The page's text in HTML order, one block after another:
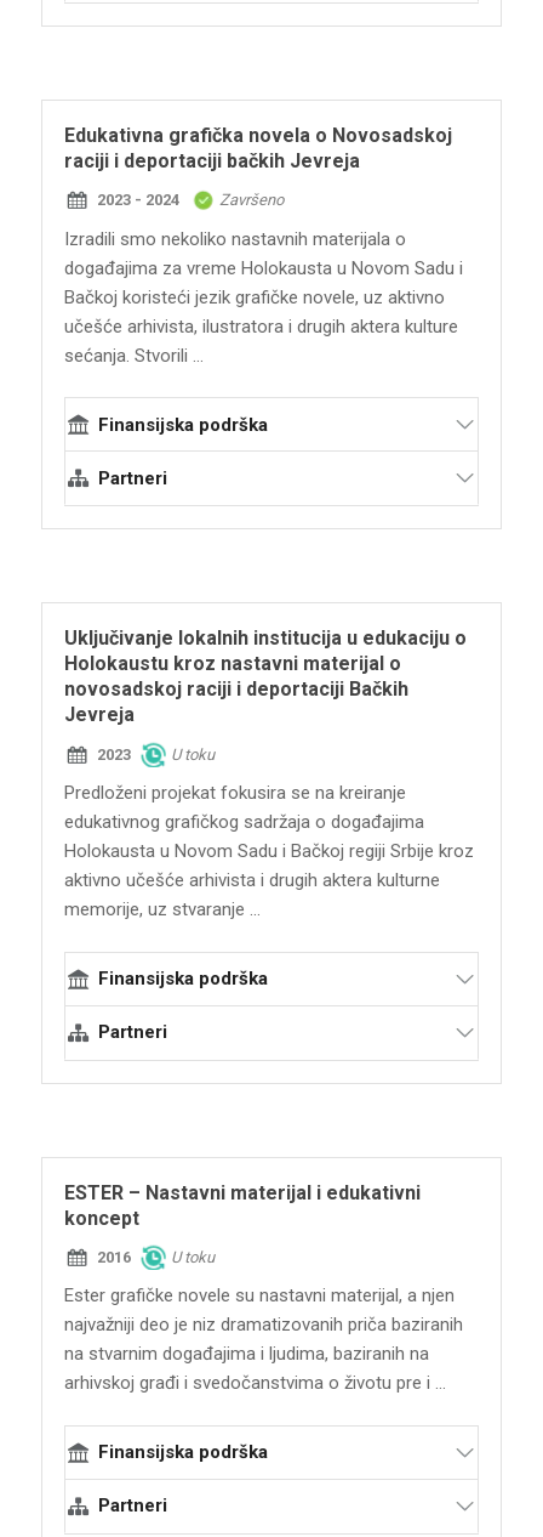
Fondazione Centro Di Documentazione
Contemporary Documentation Center
Međunarodna komisija za procenu zločina
nacističkog i sovjetskog okupacionog
režima u Litvaniji
Big Picture
TOLI – Olga Lengel institut za studije
Holokausta i ljudskih prava
Edukativna grafička novela o Novosadskoj
raciji i deportaciji bačkih Jevreja
2023 - 2024 Završeno
Izradili smo nekoliko nastavnih materijala o
događajima za vreme Holokausta u Novom Sadu i
Bačkoj koristeći jezik grafičke novele, uz aktivno
učešće arhivista, ilustratora i drugih aktera kulture
sećanja. Stvorili ...
Finansijska podrška
Claims Conference (The Conference on
Partneri
Uključivanje lokalnih institucija u edukaciju o
Holokaustu kroz nastavni materijal o
novosadskoj raciji i deportaciji Bačkih
Jevreja
2023 U toku
Predloženi projekat fokusira se na kreiranje
edukativnog grafičkog sadržaja o događajima
Holokausta u Novom Sadu i Bačkoj regiji Srbije kroz
aktivno učešće arhivista i drugih aktera kulturne
memorije, uz stvaranje ...
Finansijska podrška
Partneri
ESTER – Nastavni materijal i edukativni
koncept
2016 U toku
Ester grafičke novele su nastavni materijal, a njen
najvažniji deo je niz dramatizovanih priča baziranih
na stvarnim događajima i ljudima, baziranih na
arhivskoj građi i svedočanstvima o životu pre i ...
Finansijska podrška
Partneri